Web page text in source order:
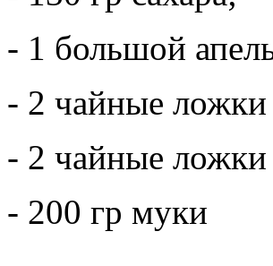
- 1 большой
- 2 чайные ложки
- 2 чайные ложки
- 200 гр муки